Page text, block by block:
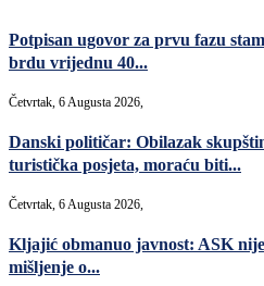
Potpisan ugovor za prvu fazu
brdu vrijednu 40...
Četvrtak, 6 Augusta 2026,
Danski političar: Obilazak
turistička posjeta, moraću biti...
Četvrtak, 6 Augusta 2026,
Kljajić obmanuo javnost: ASK
mišljenje o...